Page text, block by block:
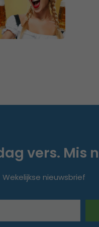
vers. Mis
Wekelijkse nieuwsbrief